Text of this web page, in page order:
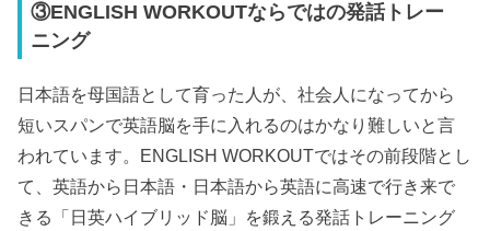
③ENGLISH WORKOUTならではの発話トレー
ニング
日本語を母国語として育った人が、社会人になってから
短いスパンで英語脳を手に入れるのはかなり難しいと言
われています。ENGLISH WORKOUTではその前段階とし
て、英語から日本語・日本語から英語に高速で行き来で
きる「日英ハイブリッド脳」を鍛える発話トレーニング